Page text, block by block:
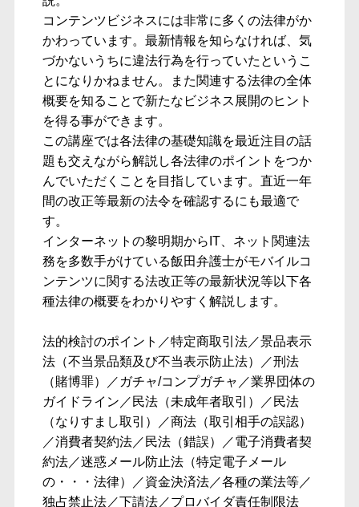
コンテンツビジネスには非常に多くの法律がか
かわっています。最新情報を知らなければ、気
づかないうちに違法行為を行っていたというこ
とになりかねません。また関連する法律の全体
概要を知ることで新たなビジネス展開のヒント
を得る事ができます。
この講座では各法律の基礎知識を最近注目の話
題も交えながら解説し各法律のポイントをつか
んでいただくことを目指しています。直近一年
間の改正等最新の法令を確認するにも最適で
す。
インターネットの黎明期からIT、ネット関連法
務を多数手がけている飯田弁護士がモバイルコ
ンテンツに関する法改正等の最新状況等以下各
種法律の概要をわかりやすく解説します。
法的検討のポイント／特定商取引法／景品表示
法（不当景品類及び不当表示防止法）／刑法
（賭博罪）／ガチャ/コンプガチャ／業界団体の
ガイドライン／民法（未成年者取引）／民法
（なりすまし取引）／商法（取引相手の誤認）
／消費者契約法／民法（錯誤）／電子消費者契
約法／迷惑メール防止法（特定電子メール
の・・・法律）／資金決済法／各種の業法等／
独占禁止法／下請法／プロバイダ責任制限法